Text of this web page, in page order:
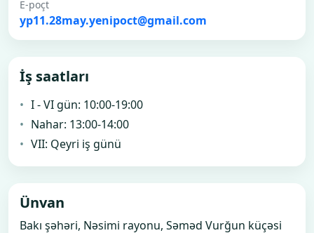
E-poçt
yp11.28may.yenipoct@gmail.com
İş saatları
I - VI gün: 10:00-19:00
Nahar: 13:00-14:00
VII: Qeyri iş günü
Ünvan
Bakı şəhəri, Nəsimi rayonu, Səməd Vurğun küçəsi